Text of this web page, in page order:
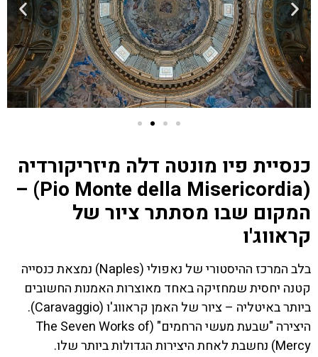
כנסיית פיו מונטה דלה מיזריקורדיה
(Pio Monte della Misericordia) –
המקום שבו מסתתר ציור של
קראווג'ו
בלב המרכז ההיסטורי של נאפולי (Naples) נמצאת כנסייה
קטנה יחסית שמחזיקה באחד מאוצרות האמנות החשובים
ביותר באיטליה – ציור של האמן קראווג'ו (Caravaggio).
היצירה "שבעת מעשי הרחמים" (The Seven Works of
Mercy) נחשבת לאחת היצירות הגדולות ביותר שלו.